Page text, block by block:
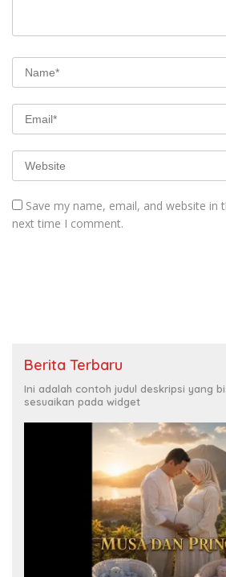
Save my name, email, and website in
next time I comment.
Berita Terbaru
Ini adalah contoh judul deskripsi yang
sesuaikan pada widget